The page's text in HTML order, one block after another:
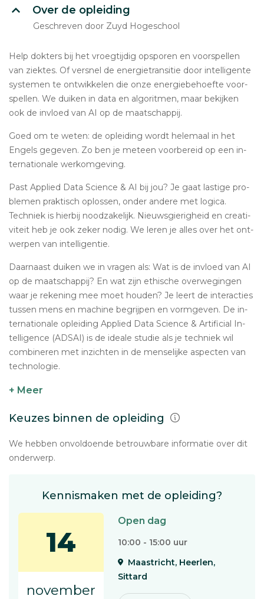
Over de opleiding
Geschreven door Zuyd Hogeschool
Help dokters bij het vroeg­tij­dig opsporen en voor­spel­len
van ziektes. Of versnel de ener­gie­tran­si­tie door in­tel­li­gen­te
systemen te ont­wik­ke­len die onze ener­gie­be­hoef­te voor­
spel­len. We duiken in data en al­go­rit­men, maar bekijken
ook de invloed van AI op de maat­schap­pij.
Goed om te weten: de op­lei­ding wordt helemaal in het
Engels gegeven. Zo ben je meteen voor­be­reid op een in­
ter­na­ti­o­na­le werk­om­ge­ving.
Past Applied Data Science & AI bij jou? Je gaat lastige pro­
ble­men prak­tisch oplossen, onder andere met logica.
Techniek is hierbij nood­za­ke­lijk. Nieuws­gie­rig­heid en cre­a­ti­
vi­teit heb je ook zeker nodig. We leren je alles over het ont­
wer­pen van in­tel­li­gen­tie.
Daar­naast duiken we in vragen als: Wat is de invloed van AI
op de maat­schap­pij? En wat zijn ethische over­we­gin­gen
waar je rekening mee moet houden? Je leert de in­ter­ac­ties
tussen mens en machine be­grij­pen en vorm­ge­ven. De in­
ter­na­ti­o­na­le op­lei­ding Applied Data Science & Ar­ti­fi­ci­al In­
tel­li­gen­ce (ADSAI) is de ideale studie als je techniek wil
com­bi­ne­ren met in­zich­ten in de men­se­lij­ke aspecten van
tech­no­lo­gie.
+ Meer
Keuzes binnen de opleiding
We hebben onvoldoende betrouwbare informatie over dit
onderwerp.
Kennismaken met de opleiding?
14
november
Open dag
10:00 - 15:00 uur
Maastricht, Heerlen,
Sittard